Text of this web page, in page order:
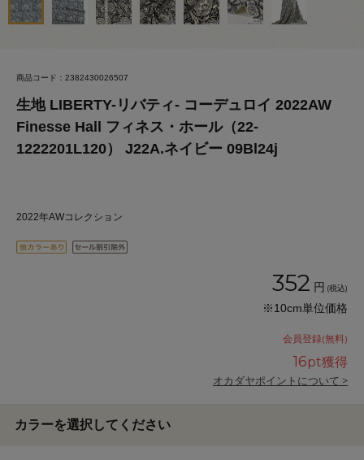
商品コード：2382430026507
生地 LIBERTY-リバティ- コーデュロイ 2022AW
Finesse Hall フィネス・ホール（22-
1222201L120） J22A.ネイビー 09Bl24j
2022年AWコレクション
352 円 (税込)
※10cm単位価格
会員登録(無料)
16pt獲得
オカダヤポイントについて >
カラーを選択してください